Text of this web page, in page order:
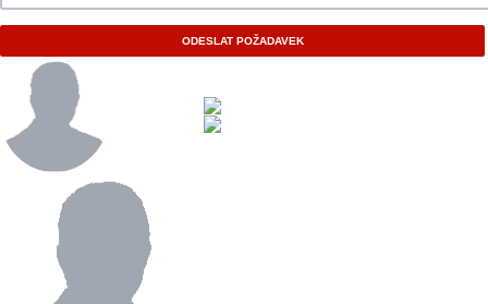
ODESLAT POŽADAVEK